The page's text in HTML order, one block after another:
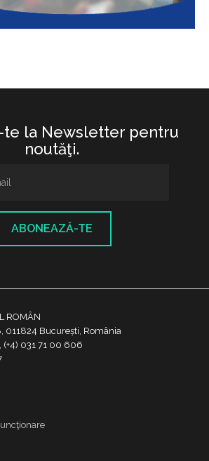
te la Newsletter pentru
noutăţi.
ABONEAZĂ-TE
ROMÂN
011824 București, România
(+4) 031 71 00 606